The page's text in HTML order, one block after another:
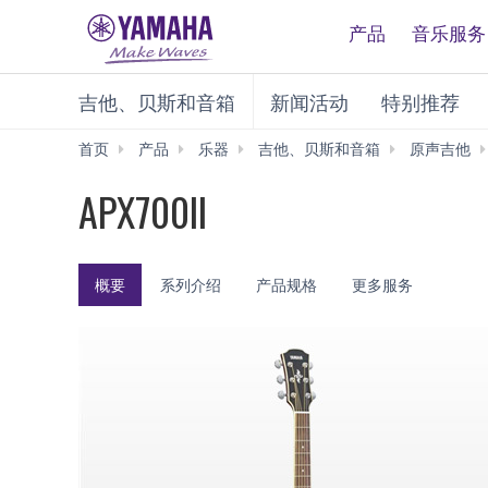
产品 音乐服务
吉他、贝斯和音箱 新闻活动 特别推荐
首页 产品 乐器 吉他、贝斯和音箱 原声吉他
APX700II
概要 系列介绍 产品规格 更多服务